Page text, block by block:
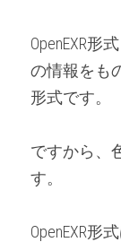
OpenEXR形
の情報をも
形式です。
ですから、
す。
OpenEXR形